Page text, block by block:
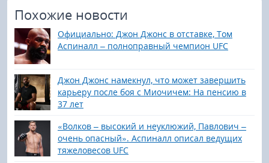
Похожие новости
Официально: Джон Джонс в отставке, Том
Аспиналл – полноправный чемпион UFC
Джон Джонс намекнул, что может завершить
карьеру после боя с Миочичем: На пенсию в
37 лет
«Волков – высокий и неуклюжий, Павлович –
очень опасный». Аспиналл описал ведущих
тяжеловесов UFC